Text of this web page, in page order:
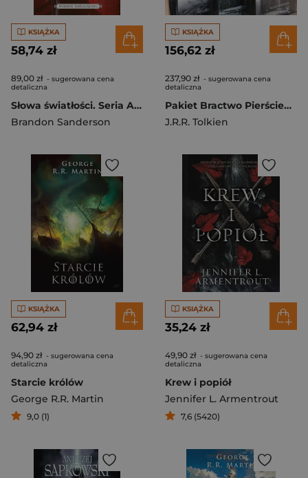
KSIĄŻKA
58,74 zł
89,00 zł - sugerowana cena
detaliczna
Słowa światłości. Seria Archiwum Burzowego Światła. Tom 2 (wydanie jubileuszowe)
Brandon Sanderson
KSIĄŻKA
156,62 zł
237,90 zł - sugerowana cena
detaliczna
Pakiet Bractwo Pierścienia/ Dwie wieże / Powrót Króla wyd. ilustrowane
J.R.R. Tolkien
KSIĄŻKA
62,94 zł
94,90 zł - sugerowana cena
detaliczna
Starcie królów
George R.R. Martin
9,0 (1)
KSIĄŻKA
35,24 zł
49,90 zł - sugerowana cena
detaliczna
Krew i popiół
Jennifer L. Armentrout
7,6 (5420)